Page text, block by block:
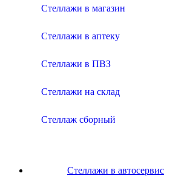
Cтеллажи в магазин
Cтеллажи в аптеку
Cтеллажи в ПВЗ
Cтеллажи на склад
Стеллаж сборный
Стеллажи в автосервис